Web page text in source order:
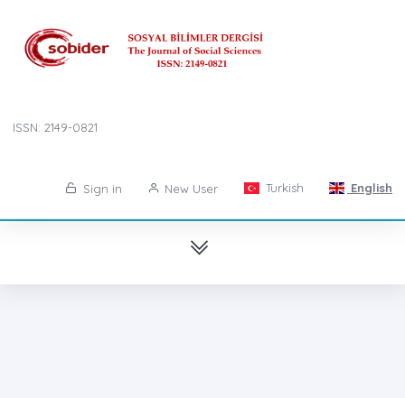
ISSN: 2149-0821
Sign in New User Turkish English